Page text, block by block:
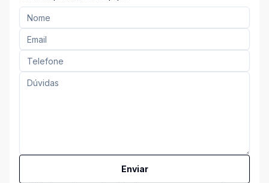
Enviar